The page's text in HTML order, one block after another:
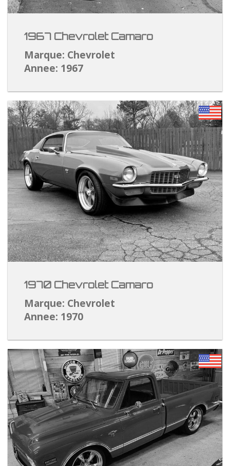
1967 Chevrolet Camaro
Marque: Chevrolet
Annee: 1967
1970 Chevrolet Camaro
Marque: Chevrolet
Annee: 1970